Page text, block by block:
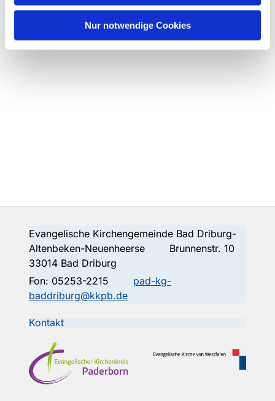
Nur notwendige Cookies
Evangelische Kirchengemeinde Bad Driburg-
Altenbeken-Neuenheerse Brunnenstr. 10
33014 Bad Driburg
Fon: 05253-2215
pad-kg-
baddriburg@kkpb.de
Kontakt